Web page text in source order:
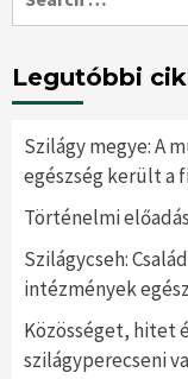
for:
Legutóbbi
Szilágy megye: A
egészség került a
Történelmi
Szilágycseh:
intézmények
Közösséget, hitet
szilágyperecseni